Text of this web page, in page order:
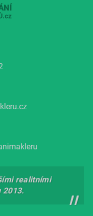
realitními
2013.